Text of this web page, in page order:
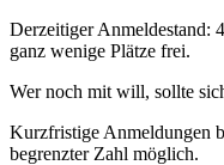
Derzeitiger Anmeldestand:
ganz wenige Plätze frei.
Wer noch mit will, sollte
Kurzfristige Anmeldungen
begrenzter Zahl möglich.